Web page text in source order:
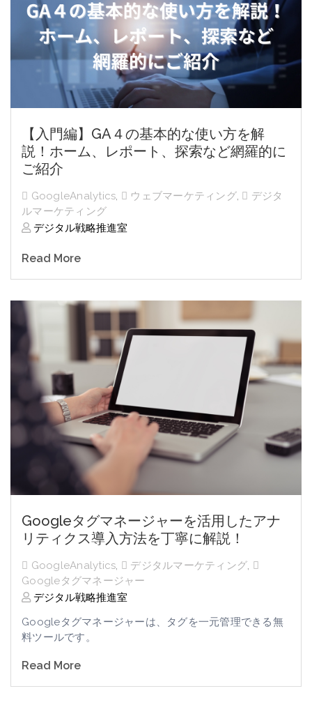
【入門編】GA４の基本的な使い方を解
説！ホーム、レポート、探索など網羅的に
ご紹介
GoogleAnalytics, ウェブマーケティング,
デジタ
ルマーケティング
デジタル戦略推進室
Read More
Googleタグマネージャーを活用したアナ
リティクス導入方法を丁寧に解説！
GoogleAnalytics, デジタルマーケティング,
Googleタグマネージャー
デジタル戦略推進室
Googleタグマネージャーは、タグを一元管理できる無
料ツールです。
Read More